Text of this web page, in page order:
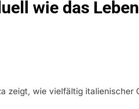
Grenzüberschreitenden
wie das Leben
zeigt, wie vielfältig italienischer